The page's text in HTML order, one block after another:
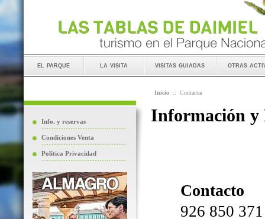
el parque la visita visitas guiadas otras
Info. y reservas
Condiciones Venta
Política Privacidad
Inicio :: Contactar
Información y
Contacto
926 850 371